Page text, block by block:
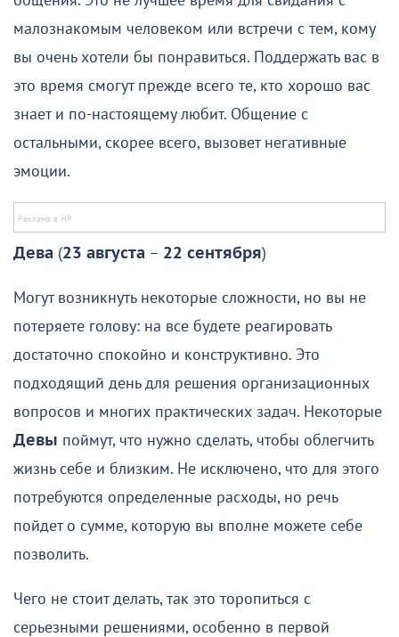
малознакомым человеком или встречи с тем, кому
вы очень хотели бы понравиться. Поддержать вас в
это время смогут прежде всего те, кто хорошо вас
знает и по-настоящему любит. Общение с
остальными, скорее всего, вызовет негативные
эмоции.
Дева (23 августа – 22 сентября)
Могут возникнуть некоторые сложности, но вы не
потеряете голову: на все будете реагировать
достаточно спокойно и конструктивно. Это
подходящий день для решения организационных
вопросов и многих практических задач. Некоторые
Девы поймут, что нужно сделать, чтобы облегчить
жизнь себе и близким. Не исключено, что для этого
потребуются определенные расходы, но речь
пойдет о сумме, которую вы вполне можете себе
позволить.
Чего не стоит делать, так это торопиться с
серьезными решениями, особенно в первой